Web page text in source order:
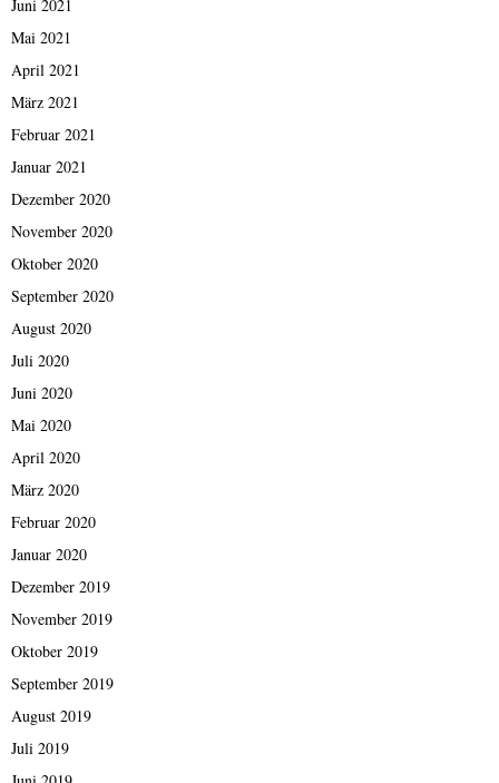
Juni 2021
Mai 2021
April 2021
März 2021
Februar 2021
Januar 2021
Dezember 2020
November 2020
Oktober 2020
September 2020
August 2020
Juli 2020
Juni 2020
Mai 2020
April 2020
März 2020
Februar 2020
Januar 2020
Dezember 2019
November 2019
Oktober 2019
September 2019
August 2019
Juli 2019